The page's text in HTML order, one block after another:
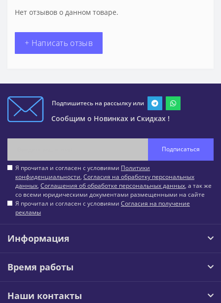
Нет отзывов о данном товаре.
+ Написать отзыв
Подпишитесь на рассылку или
Сообщим о Новинках и Скидках !
Подписаться
Я прочитал и согласен с условиями Политики
конфиденциальности, Согласия на обработку персональных
данных, Соглашения об обработке персональных данных, а так же
со всеми юридическими документами размещенными на сайте
Я прочитал и согласен с условиями Согласия на получение
рекламы
Информация
Время работы
Наши контакты